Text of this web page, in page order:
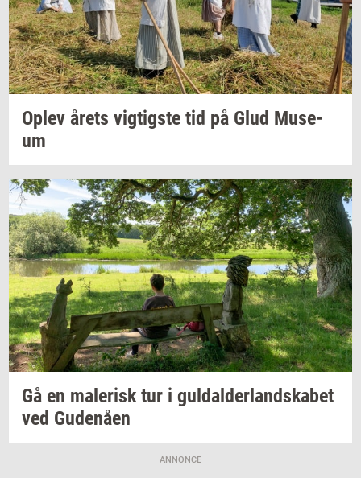
Oplev årets vig­tig­ste tid på Glud Mu­se­
um
Gå en ma­le­risktur i gul­dal­der­land­ska­bet
ved Gu­denå­en
ANNONCE